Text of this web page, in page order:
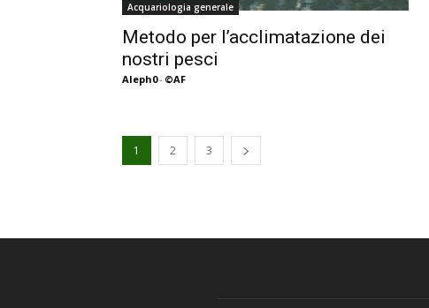
Acquariologia generale
Metodo per l’acclimatazione dei
nostri pesci
Aleph0- ©AF
1 2 3